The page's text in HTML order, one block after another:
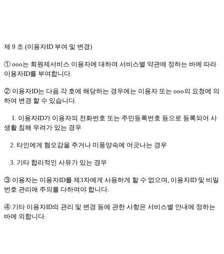
제 9 조 (이용자ID 부여 및 변경)
① ooo는 회원제서비스 이용자에 대하여 서비스별 약관에 정하는 바에 따라
이용자ID를 부여합니다.
② 이용자ID는 다음 각 호에 해당하는 경우에는 이용자 또는 ooo의 요청에 의
하여 변경 할 수 있습니다.
1. 이용자ID가 이용자의 전화번호 또는 주민등록번호 등으로 등록되어 사
생활 침해 우려가 있는 경우
2. 타인에게 혐오감을 주거나 미풍양속에 어긋나는 경우
3. 기타 합리적인 사유가 있는 경우
③ 이용자는 이용자ID를 제3자에게 사용하게 할 수 없으며, 이용자ID 및 비밀
번호 관리에 주의를 다하여야 합니다.
④ 기타 이용자ID의 관리 및 변경 등에 관한 사항은 서비스별 안내에 정하는
바에 의합니다.